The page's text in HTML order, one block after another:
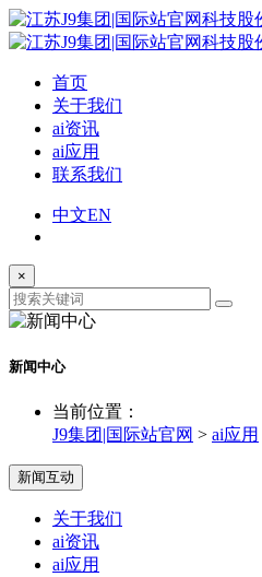
首页
关于我们
ai资讯
ai应用
联系我们
中文EN
×
新闻中心
当前位置：
J9集团|国际站官网 > ai应用
新闻互动
关于我们
ai资讯
ai应用